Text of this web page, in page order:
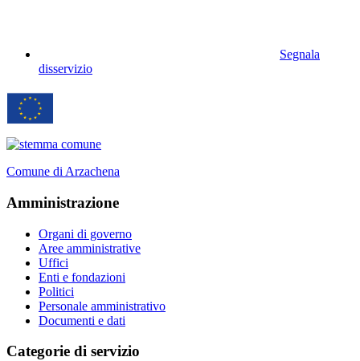
Segnala
disservizio
Comune di Arzachena
Amministrazione
Organi di governo
Aree amministrative
Uffici
Enti e fondazioni
Politici
Personale amministrativo
Documenti e dati
Categorie di servizio